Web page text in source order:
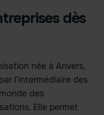
dès
née à Anvers,
l’intermédiaire des
des
Elle permet